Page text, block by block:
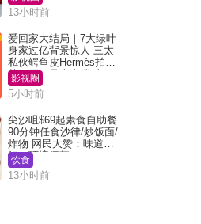
13小时前
爱回家大结局｜7大绿叶
身家过亿背景惊人 三太
私伙鳄鱼皮Hermès拍剧
苏姐原来是半山楼后
影视圈
5小时前
尖沙咀$69起素食自助餐
90分钟任食沙律/炒饭面/
炸物 网民大赞：味道
好，环境阔落
饮食
13小时前